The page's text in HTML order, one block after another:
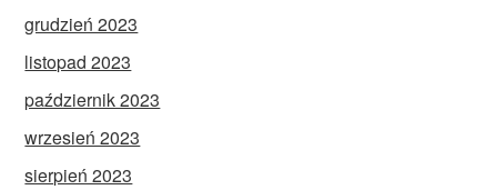
grudzień 2023
listopad 2023
październik 2023
wrzesień 2023
sierpień 2023